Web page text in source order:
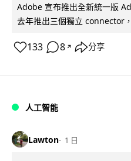
Adobe 宣布推出全新統一版
去年推出三個獨立 connector
133 8 ↗ 分享
人工智能
Lawton 1 日